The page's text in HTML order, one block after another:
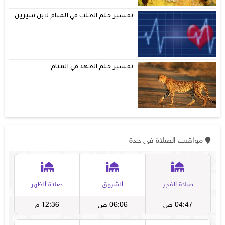
تفسير حلم القلب في المنام لابن سيرين
تفسير حلم الفهد في المنام